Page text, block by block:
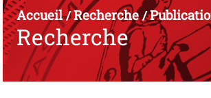
Accueil/Recherche/
Recherche